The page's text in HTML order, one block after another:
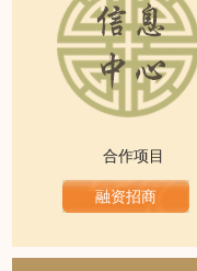
合作项目
融资招商